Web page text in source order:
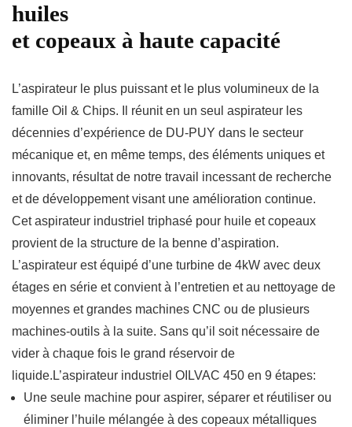
huiles
et copeaux à haute capacité
L’aspirateur le plus puissant et le plus volumineux de la
famille Oil & Chips. Il réunit en un seul aspirateur les
décennies d’expérience de DU-PUY dans le secteur
mécanique et, en même temps, des éléments uniques et
innovants, résultat de notre travail incessant de recherche
et de développement visant une amélioration continue.
Cet aspirateur industriel triphasé pour huile et copeaux
provient de la structure de la benne d’aspiration.
L’aspirateur est équipé d’une turbine de 4kW avec deux
étages en série et convient à l’entretien et au nettoyage de
moyennes et grandes machines CNC ou de plusieurs
machines-outils à la suite. Sans qu’il soit nécessaire de
vider à chaque fois le grand réservoir de
liquide.L’aspirateur industriel OILVAC 450 en 9 étapes:
Une seule machine pour aspirer, séparer et réutiliser ou
éliminer l’huile mélangée à des copeaux métalliques